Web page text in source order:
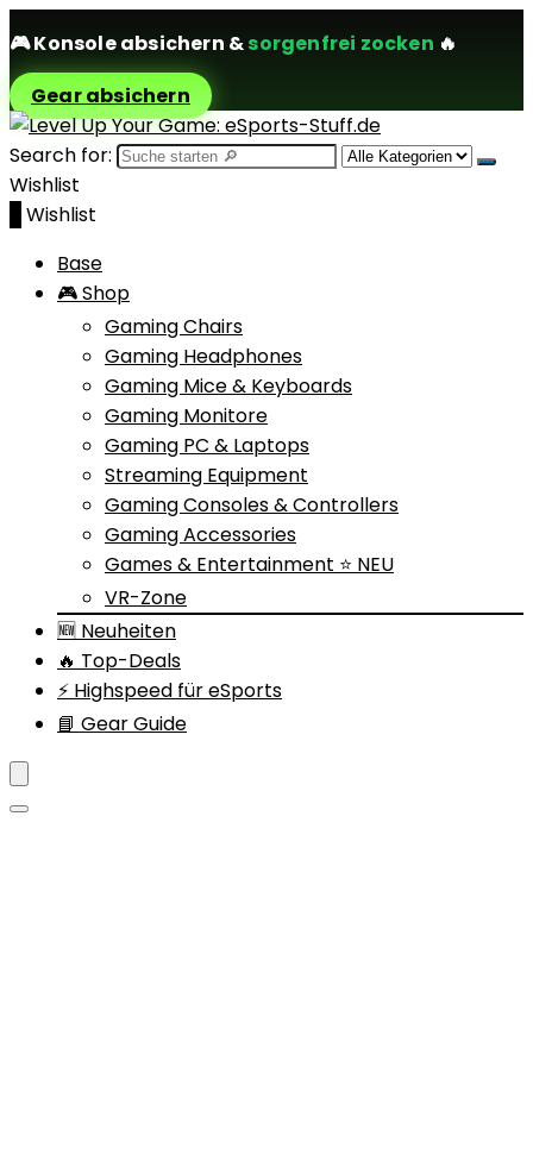
🎮Konsole absichern &sorgenfrei zocken 🔥
Gear absichern
Search for:
Wishlist
Wishlist
Base
🎮 Shop
Gaming Chairs
Gaming Headphones
Gaming Mice & Keyboards
Gaming Monitore
Gaming PC & Laptops
Streaming Equipment
Gaming Consoles & Controllers
Gaming Accessories
Games & Entertainment ⭐ NEU
VR-Zone
🆕 Neuheiten
🔥 Top-Deals
⚡ Highspeed für eSports
📘 Gear Guide